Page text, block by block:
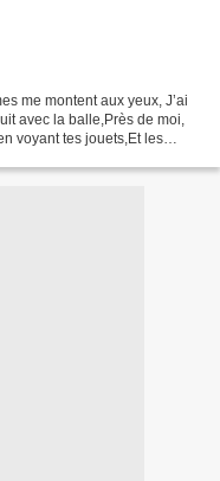
me montent aux yeux, J’ai
avec la balle,Près de moi,
voyant tes jouets,Et les